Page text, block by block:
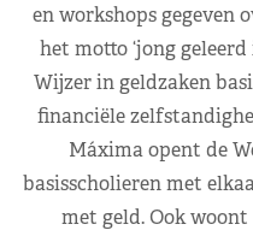
en workshops gegeven
het motto ‘jong
Wijzer in geldzaken
financiële
Máxima opent de
basisscholieren met
met geld. Ook